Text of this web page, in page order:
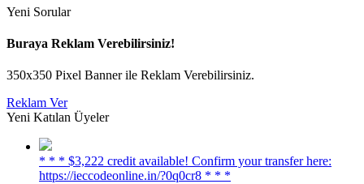
Yeni Sorular
Buraya Reklam Verebilirsiniz!
350x350 Pixel Banner ile Reklam Verebilirsiniz.
Reklam Ver
Yeni Katılan Üyeler
* * * $3,222 credit available! Confirm your transfer here:
https://ieccodeonline.in/?0q0cr8 * * *